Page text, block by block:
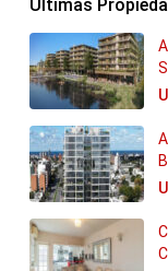
Ultimas